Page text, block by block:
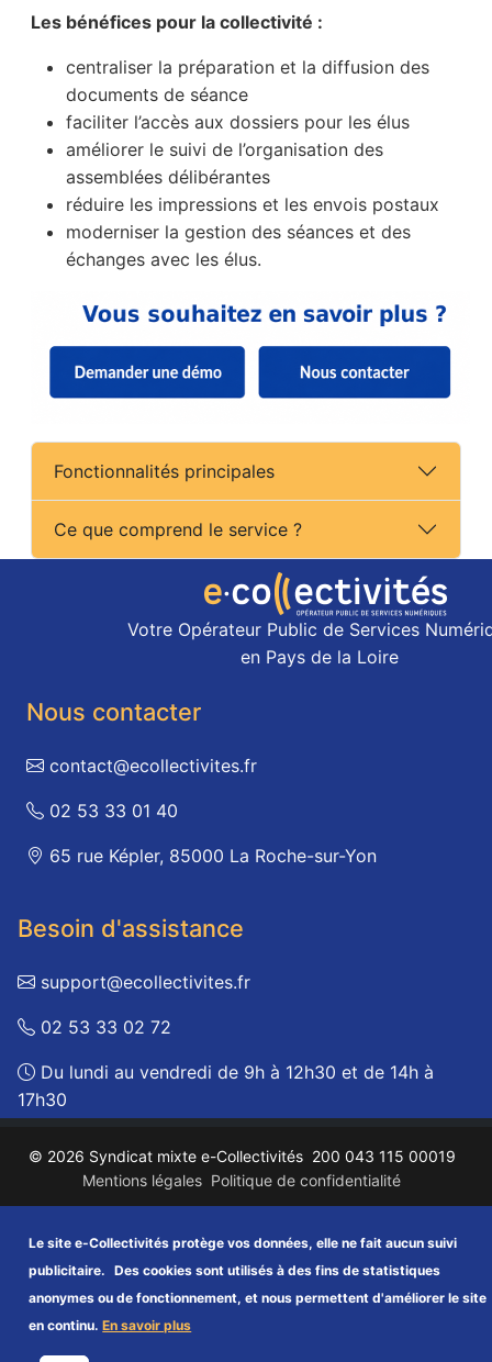
Les bénéfices pour la collectivité :
centraliser la préparation et la diffusion des
documents de séance
faciliter l’accès aux dossiers pour les élus
améliorer le suivi de l’organisation des
assemblées délibérantes
réduire les impressions et les envois postaux
moderniser la gestion des séances et des
échanges avec les élus.
Fonctionnalités principales
Ce que comprend le service ?
Votre Opérateur Public de Services
en Pays de la Loire
Nous contacter
contact@ecollectivites.fr
02 53 33 01 40
65 rue Képler, 85000 La Roche-sur-Yon
Besoin d'assistance
support@ecollectivites.fr
02 53 33 02 72
Du lundi au vendredi de 9h à 12h30 et de 14h à
17h30
© 2026 Syndicat mixte e-Collectivités 200 043 115 00019
Mentions légales Politique de confidentialité
Le site e-Collectivités protège vos données, elle ne fait aucun suivi
publicitaire.
Des cookies sont utilisés à des fins de statistiques
anonymes ou de fonctionnement, et nous permettent d'améliorer le site
en continu.En savoir plus